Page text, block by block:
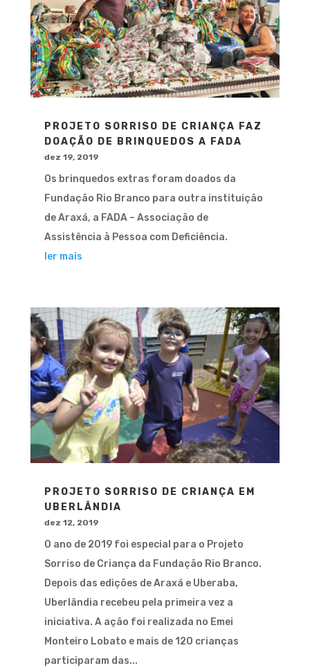
PROJETO SORRISO DE CRIANÇA FAZ
DOAÇÃO DE BRINQUEDOS A FADA
dez 19, 2019
Os brinquedos extras foram doados da
Fundação Rio Branco para outra instituição
de Araxá, a FADA – Associação de
Assistência à Pessoa com Deficiência.
ler mais
PROJETO SORRISO DE CRIANÇA EM
UBERLÂNDIA
dez 12, 2019
O ano de 2019 foi especial para o Projeto
Sorriso de Criança da Fundação Rio Branco.
Depois das edições de Araxá e Uberaba,
Uberlândia recebeu pela primeira vez a
iniciativa. A ação foi realizada no Emei
Monteiro Lobato e mais de 120 crianças
participaram das...